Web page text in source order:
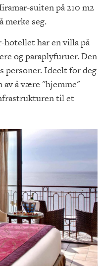
suiten på 210 m2
merke seg.
har en villa på
og paraplyfuruer. Den
personer. Ideelt for deg
av å være "hjemme"
til et